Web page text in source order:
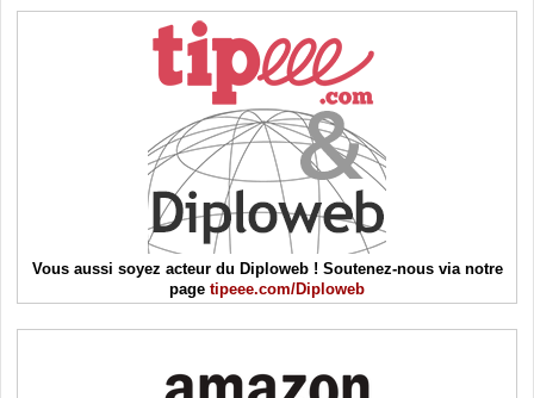
Vous aussi soyez acteur du Diploweb ! Soutenez-nous via notre
page tipeee.com/Diploweb